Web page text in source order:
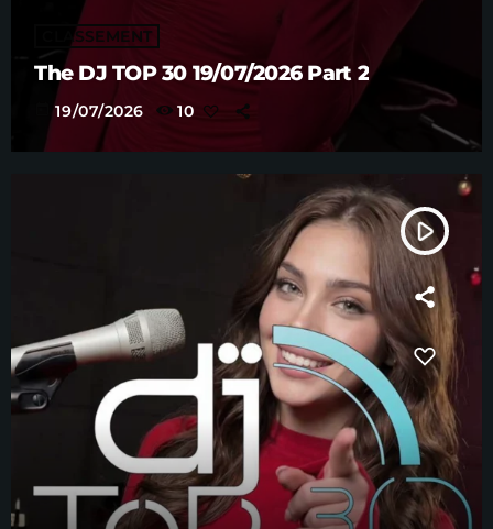
CLASSEMENT
The DJ TOP 30 19/07/2026 Part 2
19/07/2026 10
play_arrow